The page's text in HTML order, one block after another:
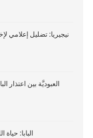
نيجيريا: تضليل إعلامي
العبوديَّة بين اعتذار
البابا: حياة